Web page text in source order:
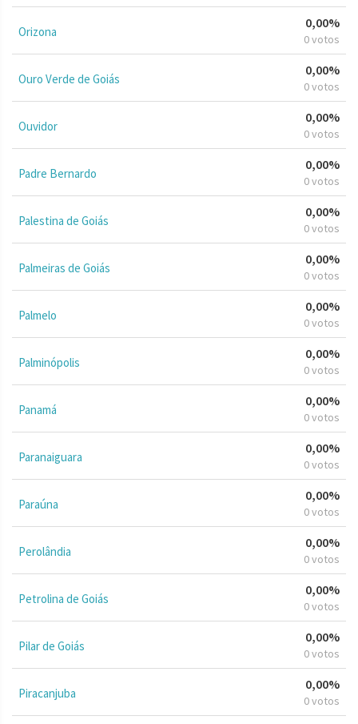
Orizona
0,00%
0 votos
Ouro Verde de Goiás
0,00%
0 votos
Ouvidor
0,00%
0 votos
Padre Bernardo
0,00%
0 votos
Palestina de Goiás
0,00%
0 votos
Palmeiras de Goiás
0,00%
0 votos
Palmelo
0,00%
0 votos
Palminópolis
0,00%
0 votos
Panamá
0,00%
0 votos
Paranaiguara
0,00%
0 votos
Paraúna
0,00%
0 votos
Perolândia
0,00%
0 votos
Petrolina de Goiás
0,00%
0 votos
Pilar de Goiás
0,00%
0 votos
Piracanjuba
0,00%
0 votos